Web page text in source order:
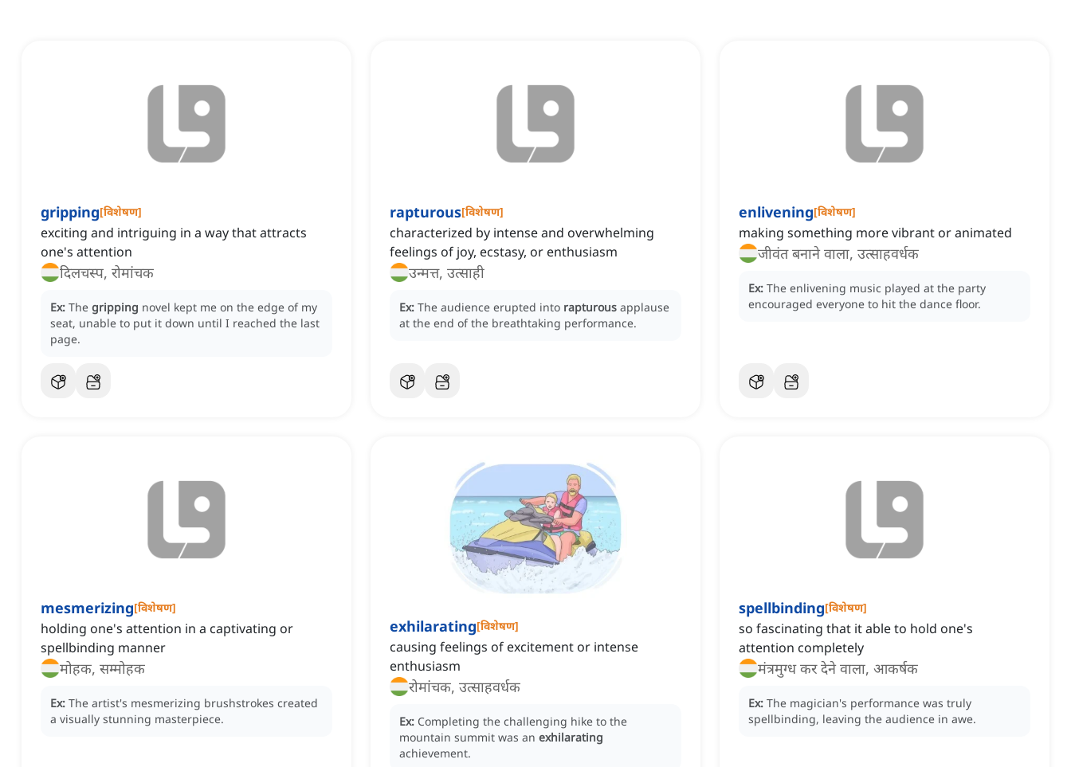
gripping[विशेषण]
exciting and intriguing in a way that attracts
one's attention
दिलचस्प, रोमांचक
Ex: The gripping novel kept me on the edge of my
seat, unable to put it down until I reached the last
page.
rapturous[विशेषण]
characterized by intense and overwhelming
feelings of joy, ecstasy, or enthusiasm
उन्मत्त, उत्साही
Ex: The audience erupted into rapturous applause
at the end of the breathtaking performance.
enlivening[विशेषण]
making something more vibrant or animated
जीवंत बनाने वाला, उत्साहवर्धक
Ex: The enlivening music played at the party
encouraged everyone to hit the dance floor.
mesmerizing[विशेषण]
holding one's attention in a captivating or
spellbinding manner
मोहक, सम्मोहक
Ex: The artist's mesmerizing brushstrokes created
a visually stunning masterpiece.
exhilarating[विशेषण]
causing feelings of excitement or intense
enthusiasm
रोमांचक, उत्साहवर्धक
Ex: Completing the challenging hike to the
mountain summit was an exhilarating
achievement.
spellbinding[विशेषण]
so fascinating that it able to hold one's
attention completely
मंत्रमुग्ध कर देने वाला, आकर्षक
Ex: The magician's performance was truly
spellbinding, leaving the audience in awe.